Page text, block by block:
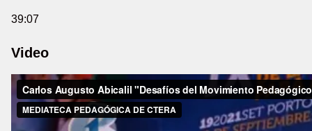
39:07
Video